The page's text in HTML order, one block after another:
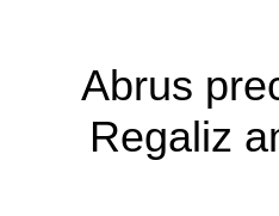
Abrus
Regaliz